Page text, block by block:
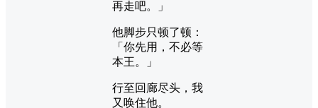
再走吧。」
他脚步只顿了顿：
「你先用，不必等
本王。」
行至回廊尽头，我
又唤住他。